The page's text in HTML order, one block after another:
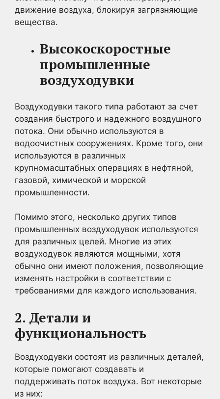
движение воздуха, блокируя загрязняющие
вещества.
Высокоскоростные
промышленные
воздуходувки
Воздуходувки такого типа работают за счет
создания быстрого и надежного воздушного
потока. Они обычно используются в
водоочистных сооружениях. Кроме того, они
используются в различных
крупномасштабных операциях в нефтяной,
газовой, химической и морской
промышленности.
Помимо этого, несколько других типов
промышленных воздуходувок используются
для различных целей. Многие из этих
воздуходувок являются мощными, хотя
обычно они имеют положения, позволяющие
изменять настройки в соответствии с
требованиями для каждого использования.
2. Детали и
функциональность
Воздуходувки состоят из различных деталей,
которые помогают создавать и
поддерживать поток воздуха. Вот некоторые
из них: